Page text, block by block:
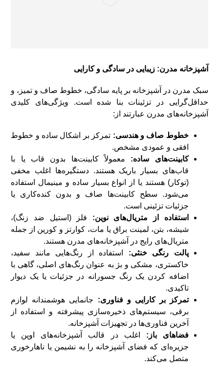
آشپزخانه مدرن: زیبایی در سادگی و کارایی
سبک مدرن در آشپزخانه بر پایه سادگی، خطوط صاف و تمیز، و
حداقل‌گرایی در تزئینات بنا شده است. ویژگی‌های کلیدی
آشپزخانه‌های مدرن عبارتند از:
خطوط صاف و هندسی: تمرکز بر اشکال ساده و خطوط
افقی و عمودی مشخص.
کابینت‌های ساده: معمولاً کابینت‌ها بدون قاب یا با
قاب‌های بسیار باریک هستند. دستگیره‌ها اغلب مخفی
(توکار) هستند یا از انواع بسیار ساده و مینیمال استفاده
می‌شود. سطح کابینت‌ها صاف و بدون کنده‌کاری یا
جزئیات تزئینی است.
استفاده از متریال‌های نوین: فلز (استیل ضد زنگ)،
شیشه، بتن، لمینت براق یا مات، کوارتز و کورین از جمله
متریال‌های رایج در آشپزخانه‌های مدرن هستند.
پالت رنگی خنثی: استفاده از رنگ‌هایی مانند سفید،
خاکستری، مشکی و بژ به عنوان رنگ‌های اصلی، گاهی با
اضافه کردن یک رنگ جسورانه در جزئیات یا یک دیوار
تاکیدی.
تمرکز بر کارایی و فناوری: جانمایی هوشمندانه لوازم
برقی، سیستم‌های ذخیره‌سازی پیشرفته و استفاده از
آخرین فناوری‌ها در تجهیزات آشپزخانه.
فضاهای باز: اغلب در قالب آشپزخانه‌های اوپن یا
جزیره‌ای که فضای آشپزخانه را به نشیمن یا ناهارخوری
متصل می‌کند.